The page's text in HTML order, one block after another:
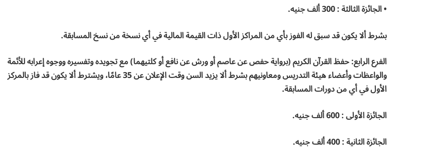
• الجائزة الثالثة : 300 ألف جنيه.
بشرط ألا يكون قد سبق له الفوز بأي من المراكز الأول ذات القيمة المالية في أي نسخة من نسخ المسابقة.
الفرع الرابع: حفظ القرآن الكريم (برواية حفص عن عاصم أو ورش عن نافع أو كلتيهما) مع تجويده وتفسيره ووجوه إعرابه للأئمة
والواعظات وأعضاء هيئة التدريس ومعاونيهم بشرط ألا يزيد السن وقت الإعلان عن 35 عامًا، ويشترط ألا يكون قد فاز بالمركز
الأول في أي من دورات المسابقة.
الجائزة الأولى : 600 ألف جنيه.
الجائزة الثانية : 400 ألف جنيه.